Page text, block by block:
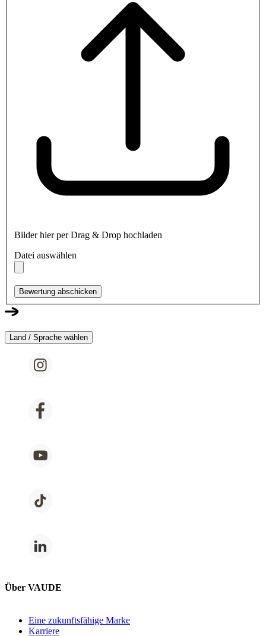
Bilder hier per Drag & Drop hochladen
Datei auswählen
Bewertung abschicken
Land / Sprache wählen
Über VAUDE
Eine zukunftsfähige Marke
Karriere